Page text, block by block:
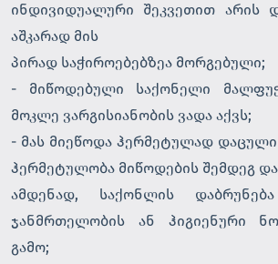
ინდივიდუალური შეკვეთით არის
აშკარად მის
პირად საჭიროებებზეა მორგებული;
- მიწოდებული საქონელი
მოკლე ვარგისიანობის ვადა აქვს;
- მას მიეწოდა ჰერმეტულად
ჰერმეტულობა მიწოდების შემდეგ
ამდენად, საქონლის
ჯანმრთელობის ან ჰიგიენური
გამო;